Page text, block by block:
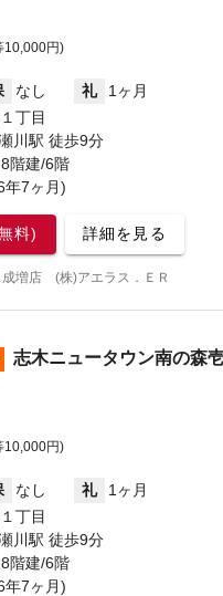
10,000円)
なし 礼
1ヶ月
丁目
川駅 徒歩9分
階建/6階
年7ヶ月)
料) 詳細を見る
増店 (株)アエラス．ＥＲ
志木ニュータウン南の森
10,000円)
なし 礼
1ヶ月
丁目
川駅 徒歩9分
階建/6階
年7ヶ月)